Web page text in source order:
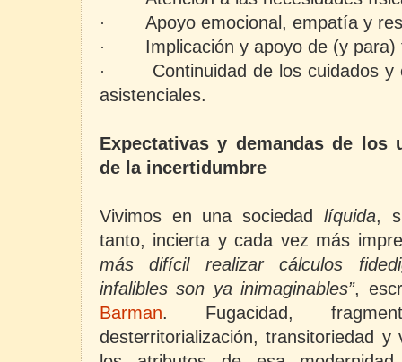
· Apoyo emocional, empatía y
· Implicación y apoyo de (y
·
Continuidad de los cuidados
asistenciales.
Expectativas y demandas de los
de la incertidumbre
Vivimos en una sociedad líquida,
tanto, incierta y cada vez más
más difícil realizar cálculos
infalibles son ya inimaginables”,
Barman. Fugacidad,
desterritorialización, transitoriedad y